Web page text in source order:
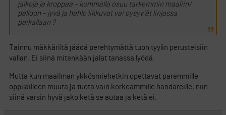
jalkoja ja kroppaa – kummalla osuu tarkemmin maaliin/
palloon – jyvä ja hahlo likkuvat vai pysyv’ät linjassa
paikallaan ?
Tainnu mäkkäriltä jäädä perehtymättä tuon tyylin perusteisiin
vallan. Ei siinä mitenkään jalat tanassa lyödä.
Mutta kun maailman ykkösmiehetkin opettavat paremmille
oppilailleen muuta ja tuota vain korkeammille händäreille, niin
siinä varsin hyvä jako ketä se autaa ja ketä ei.